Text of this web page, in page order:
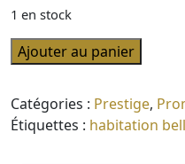
1 en stock
quantité
de
Habitation
Bellevue
Ajouter au panier
Catégories : Prestige,
Étiquettes : habitation